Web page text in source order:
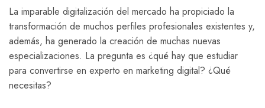
La imparable digitalización del mercado ha propiciado la
transformación de muchos perfiles profesionales existentes y,
además, ha generado la creación de muchas nuevas
especializaciones. La pregunta es ¿qué hay que estudiar
para convertirse en experto en marketing digital? ¿Qué
necesitas?